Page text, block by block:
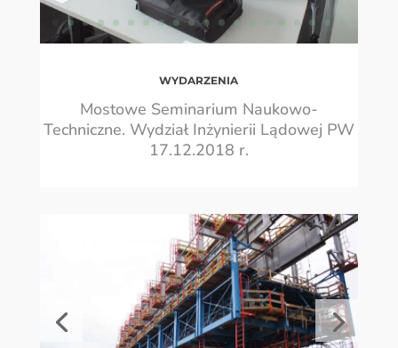
WYDARZENIA
Mostowe Seminarium Naukowo-
Techniczne. Wydział Inżynierii Lądowej PW
17.12.2018 r.